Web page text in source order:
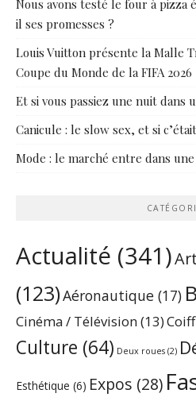
Nous avons testé le four à
il ses promesses ?
Louis Vuitton présente la Malle
Coupe du Monde de la FIFA 2026
Et si vous passiez une nuit dans
Canicule : le slow sex, et si
Mode : le marché entre dans
Actualité (341)Art
(123)Aéronautique (17)
Cinéma / Télévision(13)
Culture (64) Deux roues (2)
Esthétique (6) Expos (28)